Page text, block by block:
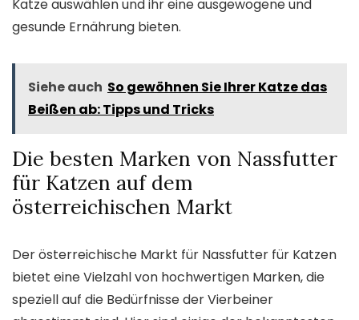
Katze auswählen und ihr eine ausgewogene und
gesunde Ernährung bieten.
Siehe auch So gewöhnen Sie Ihrer Katze das
Beißen ab: Tipps und Tricks
Die besten Marken von Nassfutter
für Katzen auf dem
österreichischen Markt
Der österreichische Markt für Nassfutter für Katzen
bietet eine Vielzahl von hochwertigen Marken, die
speziell auf die Bedürfnisse der Vierbeiner